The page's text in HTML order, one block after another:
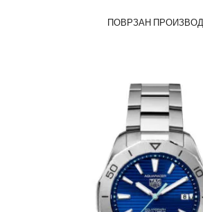
ПОВРЗАН ПРОИЗВОД